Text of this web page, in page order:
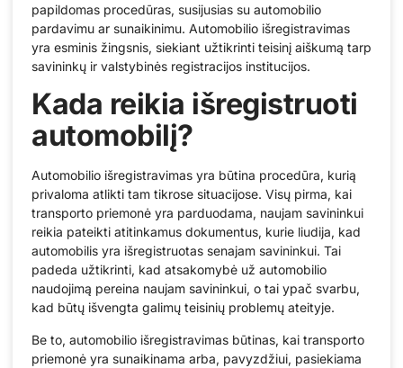
papildomas procedūras, susijusias su automobilio
pardavimu ar sunaikinimu. Automobilio išregistravimas
yra esminis žingsnis, siekiant užtikrinti teisinį aiškumą tarp
savininkų ir valstybinės registracijos institucijos.
Kada reikia išregistruoti
automobilį?
Automobilio išregistravimas yra būtina procedūra, kurią
privaloma atlikti tam tikrose situacijose. Visų pirma, kai
transporto priemonė yra parduodama, naujam savininkui
reikia pateikti atitinkamus dokumentus, kurie liudija, kad
automobilis yra išregistruotas senajam savininkui. Tai
padeda užtikrinti, kad atsakomybė už automobilio
naudojimą pereina naujam savininkui, o tai ypač svarbu,
kad būtų išvengta galimų teisinių problemų ateityje.
Be to, automobilio išregistravimas būtinas, kai transporto
priemonė yra sunaikinama arba, pavyzdžiui, pasiekiama